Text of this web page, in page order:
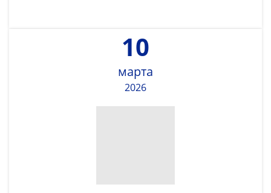
10
марта
2026